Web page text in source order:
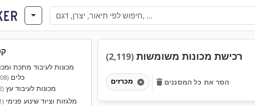
מכונות לעיבוד מתכת
כלים(1,108)
מכונות לעיבוד עץ(282)
מלגזות וציוד שינוע פנימי(181)
רכישת מכונות משומשות (2,119)
הסר את כל המסננים